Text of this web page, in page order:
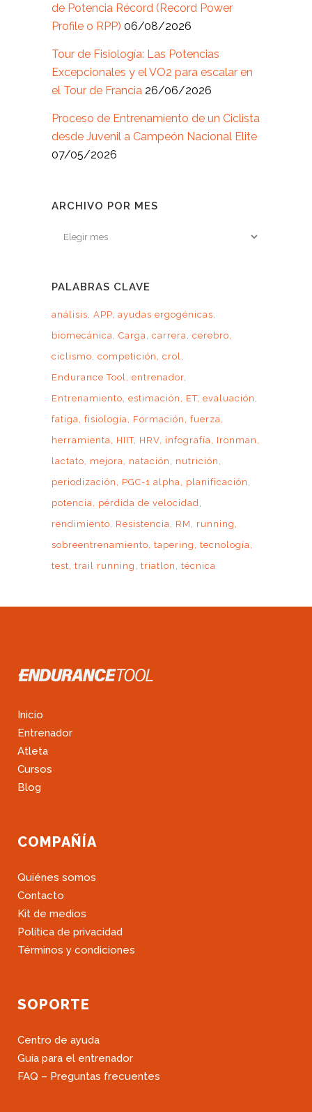
de Potencia Récord (Record Power
Profile o RPP) 06/08/2026
Tour de Fisiología: Las Potencias
Excepcionales y el VO2 para escalar en
el Tour de Francia 26/06/2026
Proceso de Entrenamiento de un Ciclista
desde Juvenil a Campeón Nacional Elite
07/05/2026
ARCHIVO POR MES
Archivo
PALABRAS CLAVE
análisis APP ayudas ergogénicas
biomecánica
Carga carrera
cerebro
ciclismo competición
crol
Endurance Tool
entrenador
Entrenamiento estimación ET evaluación
fatiga
fisiología Formación
fuerza
herramienta
HIIT HRV infografía
Ironman
lactato
mejora natación
nutrición
periodización
PGC-1 alpha
planificación
potencia
pérdida de velocidad
rendimiento
Resistencia RM
running
sobreentrenamiento tapering
tecnología
test trail running triatlon técnica
Inicio
Entrenador
Atleta
Cursos
Blog
COMPAÑÍA
Quiénes somos
Contacto
Kit de medios
Política de privacidad
Términos y condiciones
SOPORTE
Centro de ayuda
Guía para el entrenador
FAQ – Preguntas frecuentes